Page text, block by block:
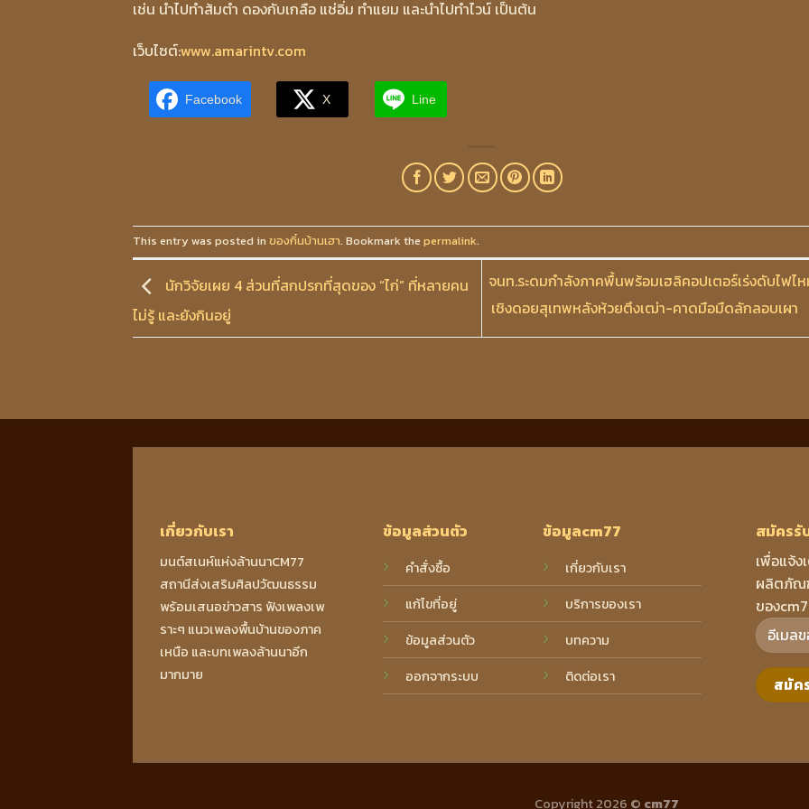
เช่น นำไปทำส้มตำ ดองกับเกลือ แช่อิ่ม ทำแยม และนำไปทำไวน์ เป็นต้น
เว็บไซต์:www.amarintv.com
Facebook X Line
This entry was posted in ของกิ๋นบ้านเฮา. Bookmark the permalink.
นักวิจัยเผย 4 ส่วนที่สกปรกที่สุดของ “ไก่” ที่หลายคน
ไม่รู้ และยังกินอยู่
จนท.ระดมกำลังภาคพื้นพร้อมเฮลิคอปเตอร์เร่งดับไฟไ
เชิงดอยสุเทพหลังห้วยตึงเฒ่า-คาดมือมืดลักลอบเผา
เกี่ยวกับเรา
มนต์สเนห์แห่งล้านนาCM77
สถานีส่งเสริมศิลปวัฒนธรรม
พร้อมเสนอข่าวสาร ฟังเพลงเพ
ราะๆ แนวเพลงพื้นบ้านของภาค
เหนือ และบทเพลงล้านนาอีก
มากมาย
ข้อมูลส่วนตัว
คำสั่งซื้อ
แก้ไขที่อยู่
ข้อมูลส่วนตัว
ออกจากระบบ
ข้อมูลcm77
เกี่ยวกับเรา
บริการของเรา
บทความ
ติดต่อเรา
สมัครรั
เพื่อแจ้ง
ผลิตภัณ
ของ
Copyright 2026 © cm77